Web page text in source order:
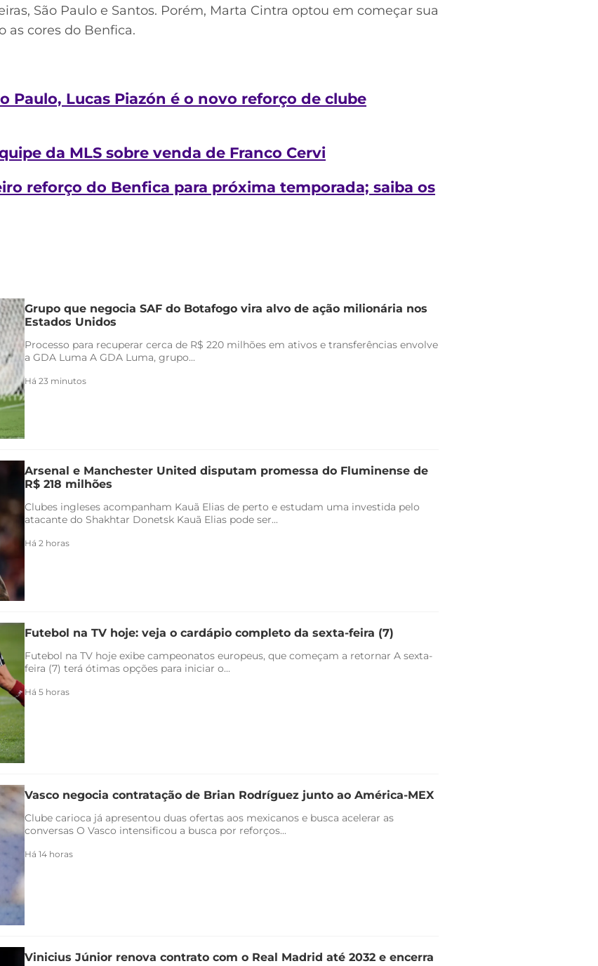
São Paulo e Santos. Porém, Marta Cintra optou em começar sua
as cores do Benfica.
Paulo, Lucas Piazón é o novo reforço de clube
da MLS sobre venda de Franco Cervi
reforço do Benfica para próxima temporada; saiba os
Grupo que negocia SAF do Botafogo vira alvo de ação milionária nos
Estados Unidos
Processo para recuperar cerca de R$ 220 milhões em ativos e transferências envolve
a GDA Luma A GDA Luma, grupo...
Há 23 minutos
Arsenal e Manchester United disputam promessa do Fluminense de
R$ 218 milhões
Clubes ingleses acompanham Kauã Elias de perto e estudam uma investida pelo
atacante do Shakhtar Donetsk Kauã Elias pode ser...
Há 2 horas
Futebol na TV hoje: veja o cardápio completo da sexta-feira (7)
Futebol na TV hoje exibe campeonatos europeus, que começam a retornar A sexta-
feira (7) terá ótimas opções para iniciar o...
Há 5 horas
Vasco negocia contratação de Brian Rodríguez junto ao América-MEX
Clube carioca já apresentou duas ofertas aos mexicanos e busca acelerar as
conversas O Vasco intensificou a busca por reforços...
Há 14 horas
Vinicius Júnior renova contrato com o Real Madrid até 2032 e encerra